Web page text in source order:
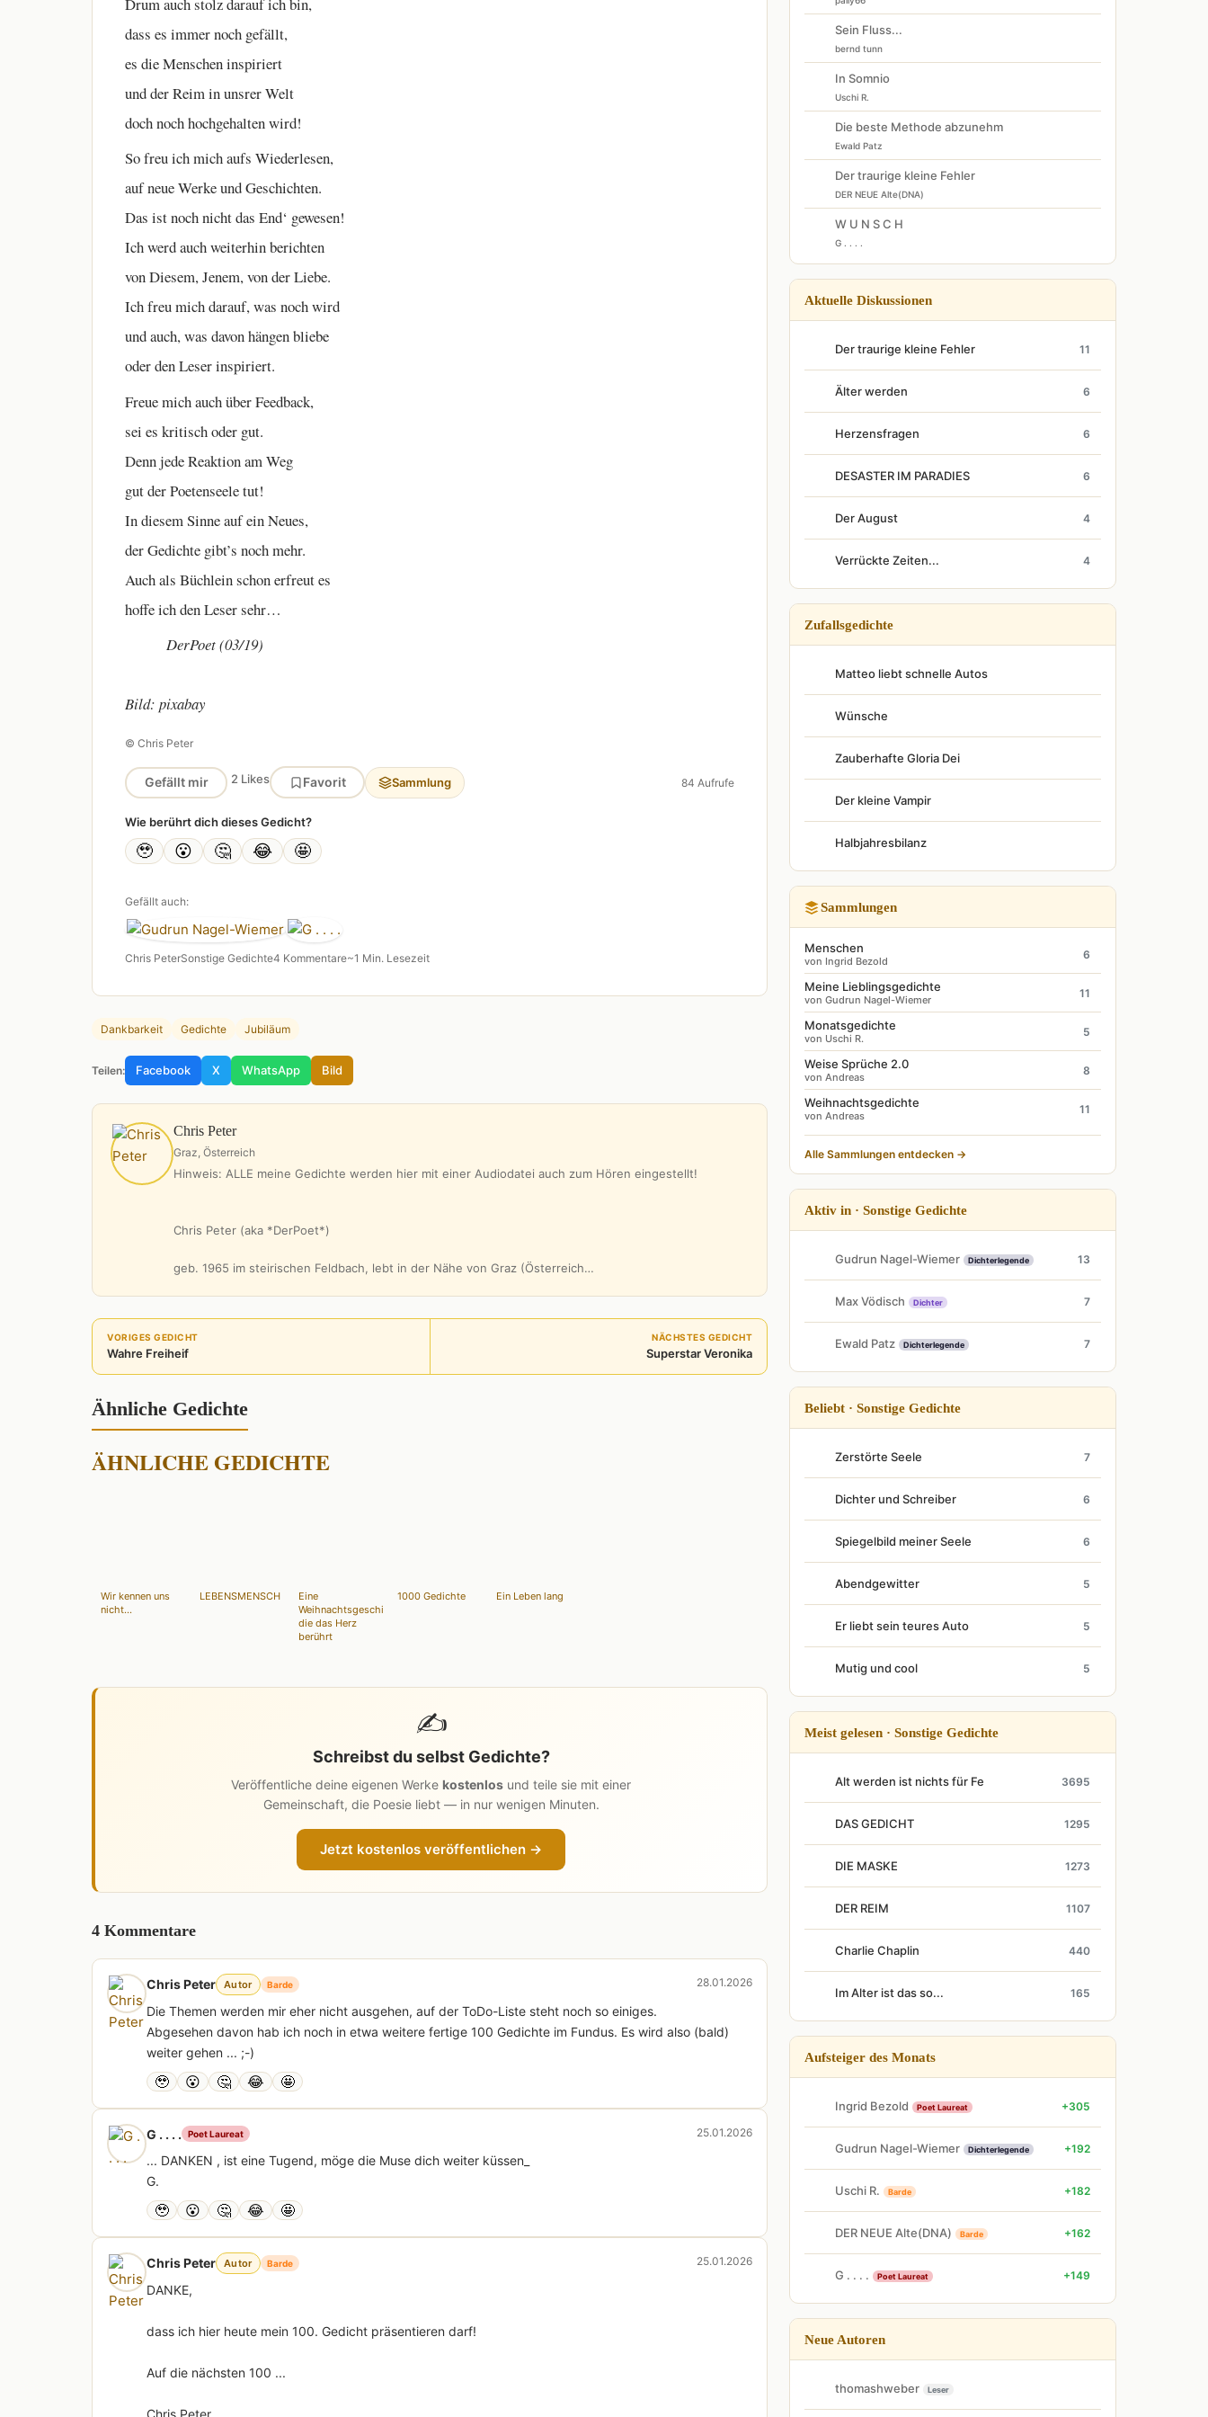
dass es immer noch gefällt,
es die Menschen inspiriert
und der Reim in unsrer Welt
doch noch hochgehalten wird!
So freu ich mich aufs Wiederlesen,
auf neue Werke und Geschichten.
Das ist noch nicht das End‘ gewesen!
Ich werd auch weiterhin berichten
von Diesem, Jenem, von der Liebe.
Ich freu mich darauf, was noch wird
und auch, was davon hängen bliebe
oder den Leser inspiriert.
Freue mich auch über Feedback,
sei es kritisch oder gut.
Denn jede Reaktion am Weg
gut der Poetenseele tut!
In diesem Sinne auf ein Neues,
der Gedichte gibt’s noch mehr.
Auch als Büchlein schon erfreut es
hoffe ich den Leser sehr…
DerPoet (03/19)
Bild: pixabay
© Chris Peter
Gefällt mir 2 Likes Favorit Sammlung 84 Aufrufe
Wie berührt dich dieses Gedicht?
🥹 😮 🤔 😂 🤩
Gefällt auch:
Chris PeterSonstige Gedichte4 Kommentare~1 Min. Lesezeit
Dankbarkeit Gedichte Jubiläum
Teilen: Facebook X WhatsApp Bild
Chris Peter
Graz, Österreich
Hinweis: ALLE meine Gedichte werden hier mit einer Audiodatei auch zum Hören eingestellt!
Chris Peter (aka *DerPoet*)
geb. 1965 im steirischen Feldbach, lebt in der Nähe von Graz (Österreich…
VORIGES GEDICHT
Wahre Freiheif
NÄCHSTES GEDICHT
Superstar Veronika
Ähnliche Gedichte
ÄHNLICHE GEDICHTE
Wir kennen uns
nicht...
LEBENSMENSCH
Eine
Weihnachtsgeschichte,
die das Herz
berührt
1000 Gedichte Ein Leben lang
✍️
Schreibst du selbst Gedichte?
Veröffentliche deine eigenen Werke kostenlos und teile sie mit einer
Gemeinschaft, die Poesie liebt — in nur wenigen Minuten.
Jetzt kostenlos veröffentlichen →
4 Kommentare
Chris Peter Autor Barde 28.01.2026
Die Themen werden mir eher nicht ausgehen, auf der ToDo-Liste steht noch so einiges.
Abgesehen davon hab ich noch in etwa weitere fertige 100 Gedichte im Fundus. Es wird also (bald)
weiter gehen ... ;-)
🥹 😮 🤔 😂 🤩
G . . . . Poet Laureat 25.01.2026
... DANKEN , ist eine Tugend, möge die Muse dich weiter küssen_
G.
🥹 😮 🤔 😂 🤩
Chris Peter Autor Barde 25.01.2026
DANKE,
dass ich hier heute mein 100. Gedicht präsentieren darf!
Auf die nächsten 100 ...
Chris Peter
Sein Fluss...
bernd tunn
In Somnio
Uschi R.
Die beste Methode abzunehm
Ewald Patz
Der traurige kleine Fehler
DER NEUE Alte(DNA)
W U N S C H
G . . . .
Aktuelle Diskussionen
Der traurige kleine Fehler 11
Älter werden 6
Herzensfragen 6
DESASTER IM PARADIES 6
Der August 4
Verrückte Zeiten... 4
Zufallsgedichte
Matteo liebt schnelle Autos
Wünsche
Zauberhafte Gloria Dei
Der kleine Vampir
Halbjahresbilanz
Sammlungen
Menschen
von Ingrid Bezold
6
Meine Lieblingsgedichte
von Gudrun Nagel-Wiemer
11
Monatsgedichte
von Uschi R.
5
Weise Sprüche 2.0
von Andreas
8
Weihnachtsgedichte
von Andreas
11
Alle Sammlungen entdecken →
Aktiv in · Sonstige Gedichte
Gudrun Nagel-Wiemer Dichterlegende 13
Max Vödisch Dichter 7
Ewald Patz Dichterlegende 7
Beliebt · Sonstige Gedichte
Zerstörte Seele 7
Dichter und Schreiber 6
Spiegelbild meiner Seele 6
Abendgewitter 5
Er liebt sein teures Auto 5
Mutig und cool 5
Meist gelesen · Sonstige Gedichte
Alt werden ist nichts für Fe 3695
DAS GEDICHT 1295
DIE MASKE 1273
DER REIM 1107
Charlie Chaplin 440
Im Alter ist das so... 165
Aufsteiger des Monats
Ingrid Bezold Poet Laureat +305
Gudrun Nagel-Wiemer Dichterlegende +192
Uschi R. Barde +182
DER NEUE Alte(DNA) Barde +162
G . . . . Poet Laureat +149
Neue Autoren
thomashweber Leser